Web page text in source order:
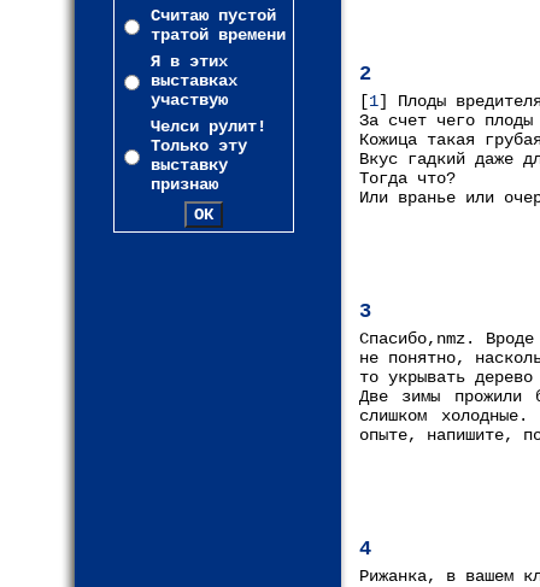
Считаю пустой
тратой времени
Я в этих
выставках
участвую
Челси рулит!
Только эту
выставку
признаю
2
[1] Плоды
За счет чего плоды
Кожица такая
Вкус гадкий даже
Тогда что?
Или вранье или
3
Спасибо,nmz.
не понятно,
то укрывать
Две зимы прожили
слишком
опыте, напишите,
4
Рижанка, в вашем